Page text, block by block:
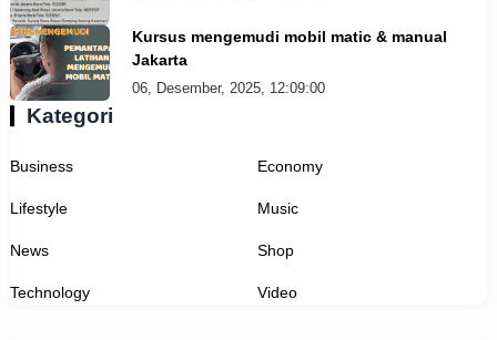
Kursus mengemudi mobil matic & manual
Jakarta
06, Desember, 2025, 12:09:00
Kategori
Business Economy
Lifestyle Music
News Shop
Technology Video